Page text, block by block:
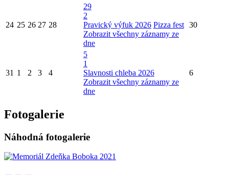
24 25 26 27 28
29
2
Pravický výfuk 2026 Pizza fest
Zobrazit všechny záznamy ze
dne
30
31 1 2 3 4
5
1
Slavnosti chleba 2026
Zobrazit všechny záznamy ze
dne
6
Fotogalerie
Náhodná fotogalerie